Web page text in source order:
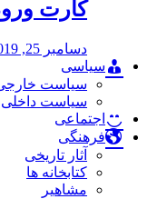
کارت
دسامبر 25, 2019
سیاسی
سیاست
سیاست داخلی
اجتماعی
فرهنگی
آثار تاریخی
کتابخانه ها
مشاهیر